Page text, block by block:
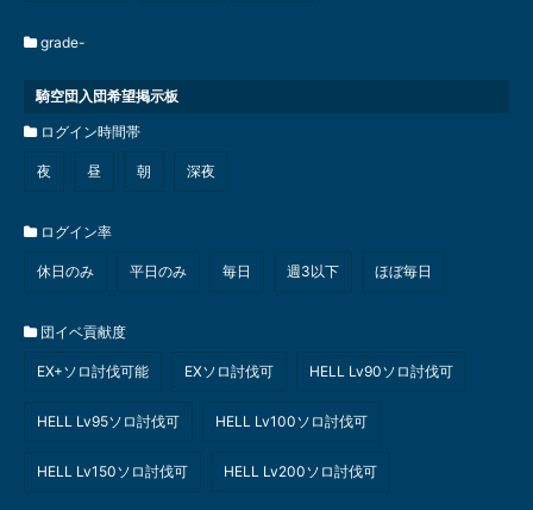
grade-
騎空団入団希望掲示板
ログイン時間帯
夜 昼 朝 深夜
ログイン率
休日のみ 平日のみ 毎日 週3以下 ほぼ毎日
団イベ貢献度
EX+ソロ討伐可能 EXソロ討伐可 HELL Lv90ソロ討伐可
HELL Lv95ソロ討伐可 HELL Lv100ソロ討伐可
HELL Lv150ソロ討伐可 HELL Lv200ソロ討伐可